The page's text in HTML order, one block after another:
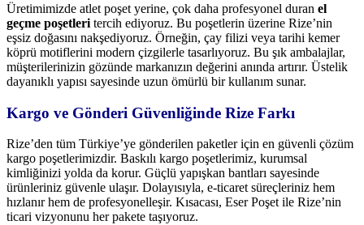
Üretimimizde atlet poşet yerine, çok daha profesyonel duran el
geçme poşetleri tercih ediyoruz. Bu poşetlerin üzerine Rize’nin
eşsiz doğasını nakşediyoruz. Örneğin, çay filizi veya tarihi kemer
köprü motiflerini modern çizgilerle tasarlıyoruz. Bu şık ambalajlar,
müşterilerinizin gözünde markanızın değerini anında artırır. Üstelik
dayanıklı yapısı sayesinde uzun ömürlü bir kullanım sunar.
Kargo ve Gönderi Güvenliğinde Rize Farkı
Rize’den tüm Türkiye’ye gönderilen paketler için en güvenli çözüm
kargo poşetlerimizdir. Baskılı kargo poşetlerimiz, kurumsal
kimliğinizi yolda da korur. Güçlü yapışkan bantları sayesinde
ürünleriniz güvenle ulaşır. Dolayısıyla, e-ticaret süreçleriniz hem
hızlanır hem de profesyonelleşir. Kısacası, Eser Poşet ile Rize’nin
ticari vizyonunu her pakete taşıyoruz.